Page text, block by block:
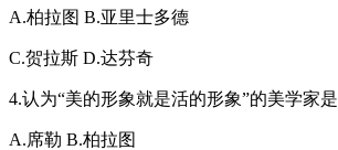
A.柏拉图 B.亚里士多德
C.贺拉斯 D.达芬奇
4.认为“美的形象就是活的形象”的美学家是
A.席勒 B.柏拉图